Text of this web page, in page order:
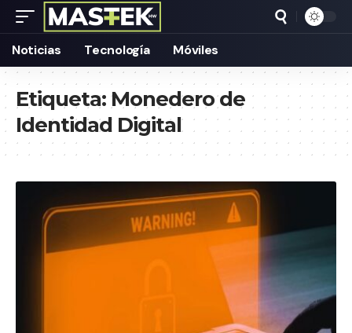
Noticias Tecnología Móviles
Etiqueta:Monedero de
Identidad Digital